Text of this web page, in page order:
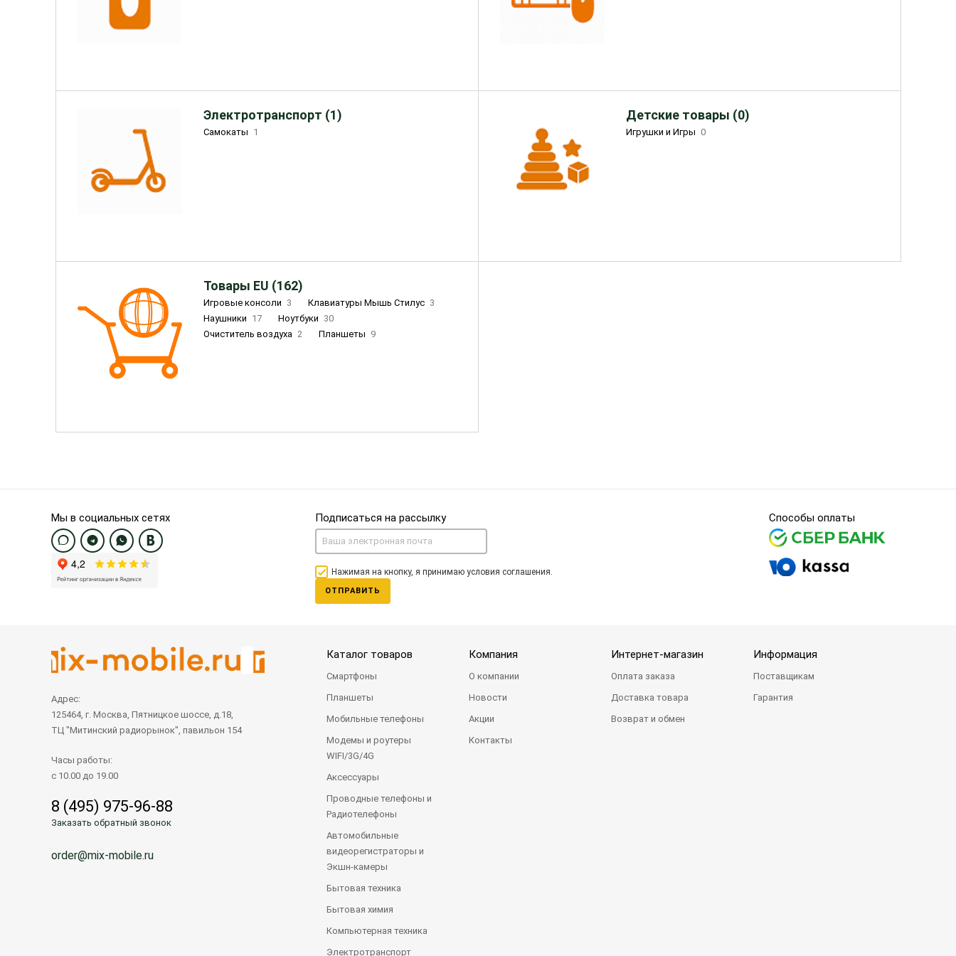
Электротранспорт (1)
Самокаты 1
Детские товары (0)
Игрушки и Игры 0
Товары EU (162)
Игровые консоли 3 Клавиатуры Мышь Стилус 3
Наушники 17 Ноутбуки 30
Очиститель воздуха 2 Планшеты 9
Мы в социальных сетях Подписаться на рассылку
Нажимая на кнопку, я принимаю условия соглашения.
ОТПРАВИТЬ
Способы оплаты
Адрес:
125464, г. Москва, Пятницкое шоссе, д.18,
ТЦ "Митинский радиорынок", павильон 154
Часы работы:
с 10.00 до 19.00
8 (495) 975-96-88
Заказать обратный звонок
order@mix-mobile.ru
Каталог товаров
Смартфоны
Планшеты
Мобильные телефоны
Модемы и роутеры
WIFI/3G/4G
Аксессуары
Проводные телефоны и
Радиотелефоны
Автомобильные
видеорегистраторы и
Экшн-камеры
Бытовая техника
Бытовая химия
Компьютерная техника
Электротранспорт
Компания
О компании
Новости
Акции
Контакты
Интернет-магазин
Оплата заказа
Доставка товара
Возврат и обмен
Информация
Поставщикам
Гарантия